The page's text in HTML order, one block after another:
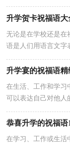
都是什么样子的？以
升学贺卡祝福语大
无论是在学校还是在
语是人们用语言文字
起
升学宴的祝福语精
在生活、工作和学习
可以表达自己对他人
恭喜升学的祝福语
在学习、工作或生活